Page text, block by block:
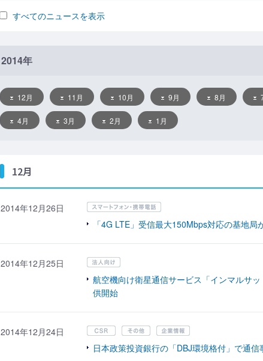
すべてのニュースを表示
2014年
12月 11月 10月 9月 8月
4月 3月 2月 1月
12月
2014年12月26日
「4G LTE」受信最大150Mbps対応の基地局
2014年12月25日
航空機向け衛星通信サービス「インマルサ
供開始
2014年12月24日
日本政策投資銀行の「DBJ環境格付」で通